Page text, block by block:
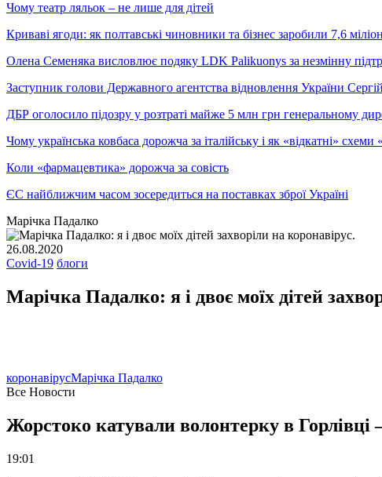
Чому театр ляльок – не лише для дітей
Криваві ягоди: як полтавські чиновники та бізнес заробили 7,6
Олена Семеняка висловлює подяку LDK Palikuonys за незмінну
Заступник голови Державного агентства відновлення України
ДБР оголосило підозру у розтраті майже 5 млн грн генеральному
Чому українська ковбаса дорожча за італійську і як «відкатні»
Коли «фармацевтика» дорожча за совість
ЄС найближчим часом зосередиться на поставках зброї Україні
Марічка Падалко
26.08.2020
Covid-19 блоги
Марічка Падалко: я і двоє моїх дітей
коронавірусМарічка Падалко
Все Новости
Жорстоко катували волонтерку в Горлівці
19:01